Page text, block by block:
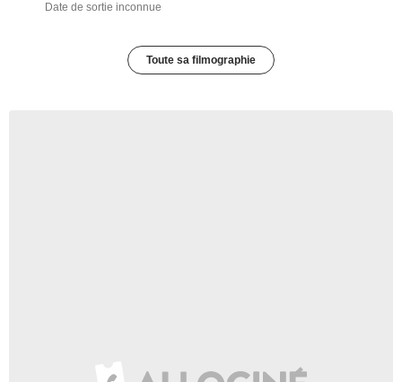
Date de sortie inconnue
Toute sa filmographie